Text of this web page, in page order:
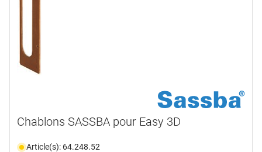
Chablons SASSBA pour Easy 3D
Article(s): 64.248.52